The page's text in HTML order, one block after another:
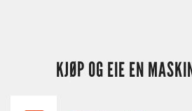
KJØP OG EIE EN